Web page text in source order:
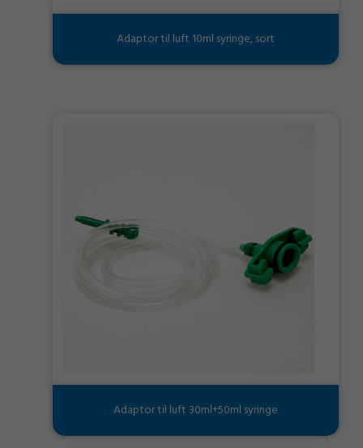
Adaptor til luft 10ml syringe, sort
Adaptor til luft 30ml+50ml syringe